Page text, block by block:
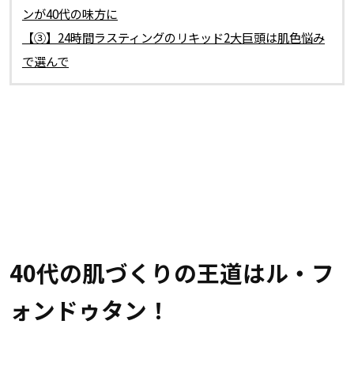
ンが40代の味方に
【③】24時間ラスティングのリキッド2大巨頭は肌色悩み
で選んで
40代の肌づくりの王道はル・フ
ォンドゥタン！